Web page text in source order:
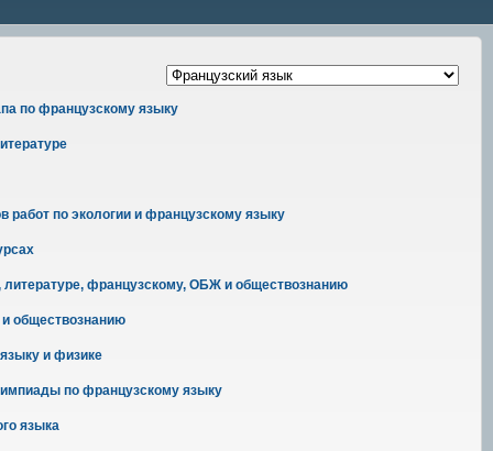
по французскому языку
работ по экологии и французскому языку
литературе, французскому, ОБЖ и обществознанию
обществознанию
и физике
по французскому языку
языка